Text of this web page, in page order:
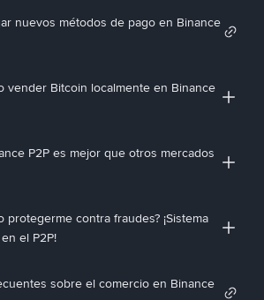
nuevos métodos de pago en Binance
vender Bitcoin localmente en Binance
P2P es mejor que otros mercados
protegerme contra fraudes? ¡Sistema
el P2P!
sobre el comercio en Binance